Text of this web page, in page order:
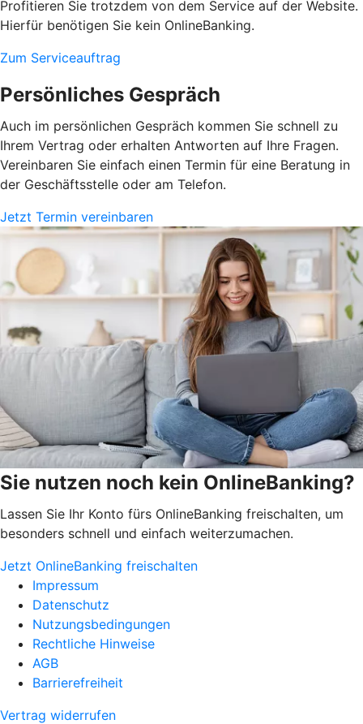
Profitieren Sie trotzdem von dem Service auf der Website.
Hierfür benötigen Sie kein OnlineBanking.
Zum Serviceauftrag
Persönliches Gespräch
Auch im persönlichen Gespräch kommen Sie schnell zu
Ihrem Vertrag oder erhalten Antworten auf Ihre Fragen.
Vereinbaren Sie einfach einen Termin für eine Beratung in
der Geschäftsstelle oder am Telefon.
Jetzt Termin vereinbaren
Sie nutzen noch kein OnlineBanking?
Lassen Sie Ihr Konto fürs OnlineBanking freischalten, um
besonders schnell und einfach weiterzumachen.
Jetzt OnlineBanking freischalten
Impressum
Datenschutz
Nutzungsbedingungen
Rechtliche Hinweise
AGB
Barrierefreiheit
Vertrag widerrufen